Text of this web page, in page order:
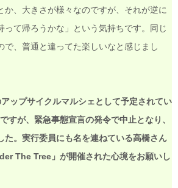
か、大きさが様々なのですが、それが逆に
って帰ろうかな」という気持ちです。同じ
で、普通と違ってた楽しいなと感じまし
ップサイクルマルシェとして予定されてい
すが、緊急事態宣言の発令で中止となり、
た。実行委員にも名を連ねている高橋さん
The Tree」が開催された心境をお願いし